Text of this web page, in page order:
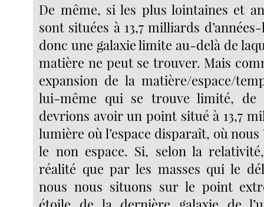
De même, si les plus lointaines et
sont situées à 13,7 milliards
donc une galaxie limite au-delà de
matière ne peut se trouver. Mais
expansion de la matière/espace/
lui-même qui se trouve limité, de
devrions avoir un point situé à 13,7
lumière où l’espace disparaît, où nous
le non espace. Si, selon la relativité,
réalité que par les masses qui le
nous nous situons sur le point